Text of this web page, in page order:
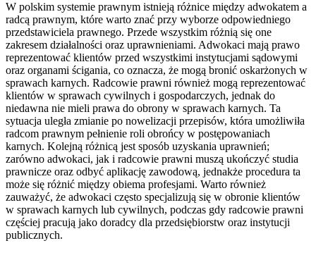
W polskim systemie prawnym istnieją różnice między adwokatem a
radcą prawnym, które warto znać przy wyborze odpowiedniego
przedstawiciela prawnego. Przede wszystkim różnią się one
zakresem działalności oraz uprawnieniami. Adwokaci mają prawo
reprezentować klientów przed wszystkimi instytucjami sądowymi
oraz organami ścigania, co oznacza, że mogą bronić oskarżonych w
sprawach karnych. Radcowie prawni również mogą reprezentować
klientów w sprawach cywilnych i gospodarczych, jednak do
niedawna nie mieli prawa do obrony w sprawach karnych. Ta
sytuacja uległa zmianie po nowelizacji przepisów, która umożliwiła
radcom prawnym pełnienie roli obrońcy w postępowaniach
karnych. Kolejną różnicą jest sposób uzyskania uprawnień;
zarówno adwokaci, jak i radcowie prawni muszą ukończyć studia
prawnicze oraz odbyć aplikację zawodową, jednakże procedura ta
może się różnić między obiema profesjami. Warto również
zauważyć, że adwokaci często specjalizują się w obronie klientów
w sprawach karnych lub cywilnych, podczas gdy radcowie prawni
częściej pracują jako doradcy dla przedsiębiorstw oraz instytucji
publicznych.